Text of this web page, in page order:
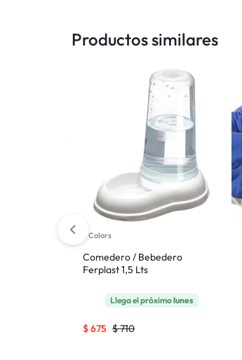
Productos similares
3 Colors
Comedero / Bebedero
Ferplast 1,5 Lts
Llega el próximolunes
$710
$675